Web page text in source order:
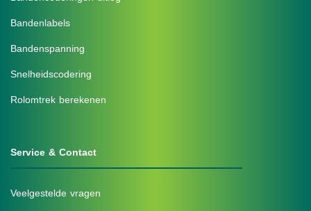
Bandenlabels
Bandenspanning
Snelheidscodering
Rolomtrek berekenen
Service & Contact
Veelgestelde vragen